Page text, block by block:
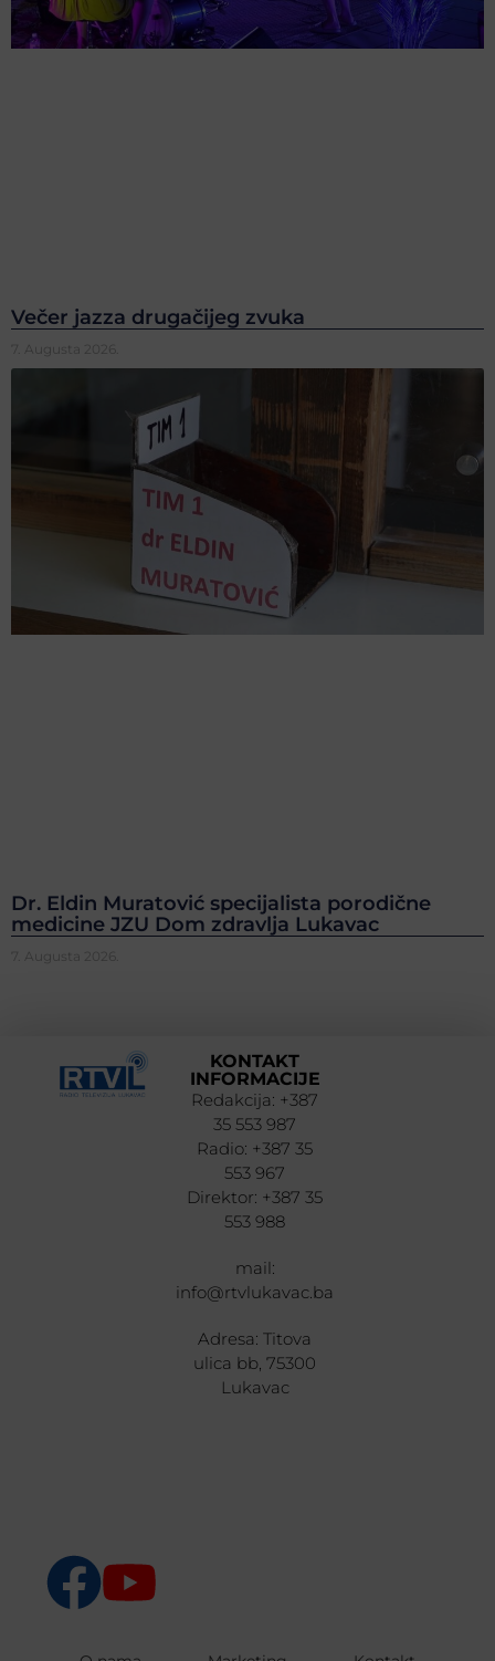
Večer jazza drugačijeg zvuka
7. Augusta 2026.
Dr. Eldin Muratović specijalista porodične
medicine JZU Dom zdravlja Lukavac
7. Augusta 2026.
KONTAKT
INFORMACIJE
Redakcija: +387
35 553 987
Radio: +387 35
553 967
Direktor: +387 35
553 988
mail:
info@rtvlukavac.ba
Adresa: Titova
ulica bb, 75300
Lukavac